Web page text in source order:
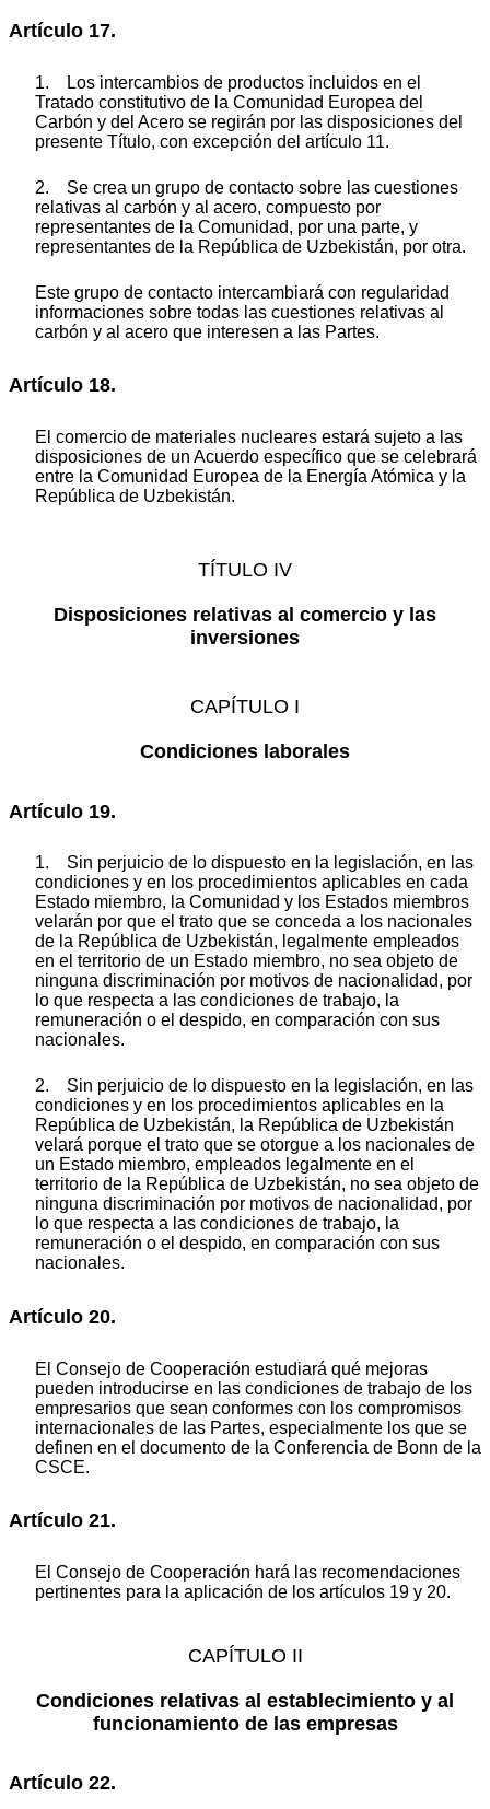
Artículo 17.
1. Los intercambios de productos incluidos en el
Tratado constitutivo de la Comunidad Europea del
Carbón y del Acero se regirán por las disposiciones del
presente Título, con excepción del artículo 11.
2. Se crea un grupo de contacto sobre las cuestiones
relativas al carbón y al acero, compuesto por
representantes de la Comunidad, por una parte, y
representantes de la República de Uzbekistán, por otra.
Este grupo de contacto intercambiará con regularidad
informaciones sobre todas las cuestiones relativas al
carbón y al acero que interesen a las Partes.
Artículo 18.
El comercio de materiales nucleares estará sujeto a las
disposiciones de un Acuerdo específico que se celebrará
entre la Comunidad Europea de la Energía Atómica y la
República de Uzbekistán.
TÍTULO IV
Disposiciones relativas al comercio y las
inversiones
CAPÍTULO I
Condiciones laborales
Artículo 19.
1. Sin perjuicio de lo dispuesto en la legislación, en las
condiciones y en los procedimientos aplicables en cada
Estado miembro, la Comunidad y los Estados miembros
velarán por que el trato que se conceda a los nacionales
de la República de Uzbekistán, legalmente empleados
en el territorio de un Estado miembro, no sea objeto de
ninguna discriminación por motivos de nacionalidad, por
lo que respecta a las condiciones de trabajo, la
remuneración o el despido, en comparación con sus
nacionales.
2. Sin perjuicio de lo dispuesto en la legislación, en las
condiciones y en los procedimientos aplicables en la
República de Uzbekistán, la República de Uzbekistán
velará porque el trato que se otorgue a los nacionales de
un Estado miembro, empleados legalmente en el
territorio de la República de Uzbekistán, no sea objeto de
ninguna discriminación por motivos de nacionalidad, por
lo que respecta a las condiciones de trabajo, la
remuneración o el despido, en comparación con sus
nacionales.
Artículo 20.
El Consejo de Cooperación estudiará qué mejoras
pueden introducirse en las condiciones de trabajo de los
empresarios que sean conformes con los compromisos
internacionales de las Partes, especialmente los que se
definen en el documento de la Conferencia de Bonn de la
CSCE.
Artículo 21.
El Consejo de Cooperación hará las recomendaciones
pertinentes para la aplicación de los artículos 19 y 20.
CAPÍTULO II
Condiciones relativas al establecimiento y al
funcionamiento de las empresas
Artículo 22.